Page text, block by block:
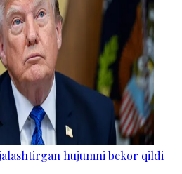
hujumni bekor qildi